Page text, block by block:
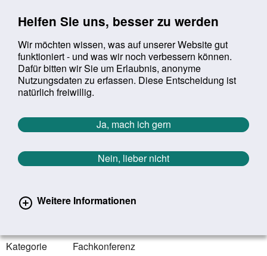
Helfen Sie uns, besser zu werden
Wir möchten wissen, was auf unserer Website gut
funktioniert - und was wir noch verbessern können.
Dafür bitten wir Sie um Erlaubnis, anonyme
Nutzungsdaten zu erfassen. Diese Entscheidung ist
natürlich freiwillig.
Ja, mach ich gern
Nein, lieber nicht
Weitere Informationen
Suchbegriff:
Sie befinden sich hier:
Startseite Aktuelles Veranstaltungen
Veranstaltungen
64. DHS Fachkonferenz SUCHT 2025:
Kategorie
Fachkonferenz